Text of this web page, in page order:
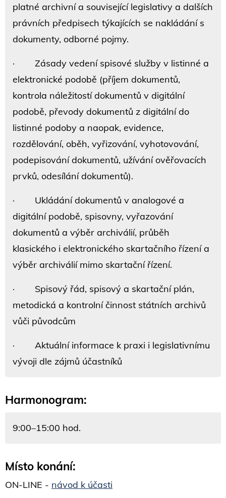
platné archivní a související legislativy a dalších
právních předpisech týkajících se nakládání s
dokumenty, odborné pojmy.
· Zásady vedení spisové služby v listinné a
elektronické podobě (příjem dokumentů,
kontrola náležitostí dokumentů v digitální
podobě, převody dokumentů z digitální do
listinné podoby a naopak, evidence,
rozdělování, oběh, vyřizování, vyhotovování,
podepisování dokumentů, užívání ověřovacích
prvků, odesílání dokumentů).
· Ukládání dokumentů v analogové a
digitální podobě, spisovny, vyřazování
dokumentů a výběr archiválií, průběh
klasického i elektronického skartačního řízení a
výběr archiválií mimo skartační řízení.
· Spisový řád, spisový a skartační plán,
metodická a kontrolní činnost státních archivů
vůči původcům
· Aktuální informace k praxi i legislativnímu
vývoji dle zájmů účastníků
Harmonogram:
9:00–15:00 hod.
Místo konání:
ON-LINE - návod k účasti